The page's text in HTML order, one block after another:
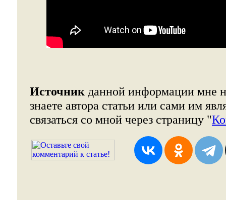
Источник данной информации мне
знаете автора статьи или сами им
связаться со мной через страницу "